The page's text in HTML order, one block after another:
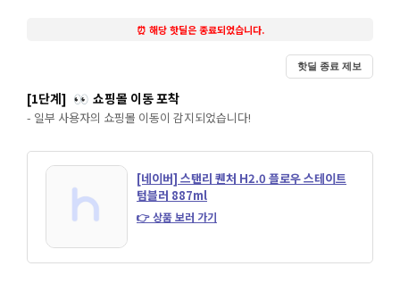
⏰ 해당 핫딜은 종료되었습니다.
핫딜 종료 제보
[1단계] 👀 쇼핑몰 이동 포착
- 일부 사용자의 쇼핑몰 이동이 감지되었습니다!
[네이버] 스탠리 퀜처 H2.0 플로우 스테이트
텀블러 887ml
👉 상품 보러 가기